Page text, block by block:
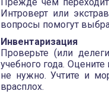
Интроверт или
вопросы помогут
Инвентаризация
Проверьте (или
учебного года.
не нужно. Учтите и
врасплох.